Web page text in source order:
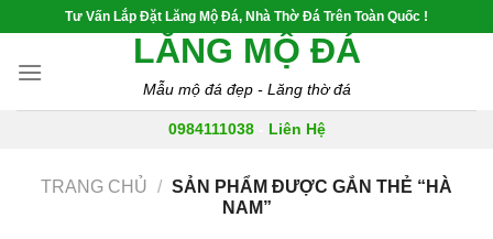
content
Tư Vấn Lắp Đặt Lăng Mộ Đá, Nhà Thờ Đá Trên Toàn Quốc !
LĂNG MỘ ĐÁ
Mẫu mộ đá đẹp - Lăng thờ đá
0984111038- Liên Hệ
TRANG CHỦ / SẢN PHẨM ĐƯỢC GẮN THẺ “HÀ
NAM”